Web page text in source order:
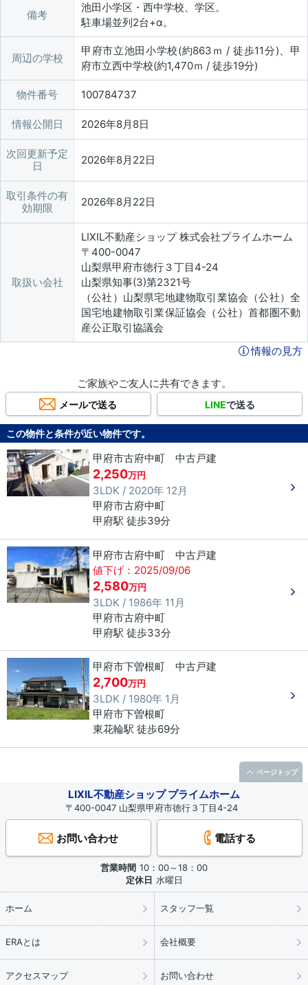
備考
池田小学区・西中学校、学区。
駐車場並列2台+α。
周辺の学校
甲府市立池田小学校(約863ｍ / 徒歩11分)、甲
府市立西中学校(約1,470ｍ / 徒歩19分)
物件番号 100784737
情報公開日 2026年8月8日
次回更新予定
日
2026年8月22日
取引条件の有
効期限
2026年8月22日
取扱い会社
LIXIL不動産ショップ 株式会社プライムホーム
〒400-0047
山梨県甲府市徳行３丁目4-24
山梨県知事(3)第2321号
（公社）山梨県宅地建物取引業協会（公社）全
国宅地建物取引業保証協会（公社）首都圏不動
産公正取引協議会
情報の見方
ご家族やご友人に共有できます。
メールで送る LINEで送る
この物件と条件が近い物件です。
甲府市古府中町 中古戸建
2,250万円
3LDK / 2020年 12月
甲府市古府中町
甲府駅 徒歩39分
甲府市古府中町 中古戸建
値下げ：2025/09/06
2,580万円
3LDK / 1986年 11月
甲府市古府中町
甲府駅 徒歩33分
甲府市下曽根町 中古戸建
2,700万円
3LDK / 1980年 1月
甲府市下曽根町
東花輪駅 徒歩69分
LIXIL不動産ショップ プライムホーム
〒400-0047 山梨県甲府市徳行３丁目4-24
お問い合わせ 電話する
営業時間 10：00～18：00
定休日 水曜日
ホーム スタッフ一覧
ERAとは 会社概要
アクセスマップ お問い合わせ
ページトップ